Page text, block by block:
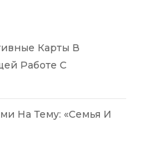
Карты В
Работе С
На Тему: «Семья И